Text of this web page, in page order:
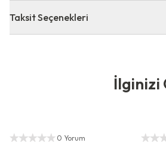
Taksit Seçenekleri
İlginizi
Yetkili Satıcı
0 Yorum